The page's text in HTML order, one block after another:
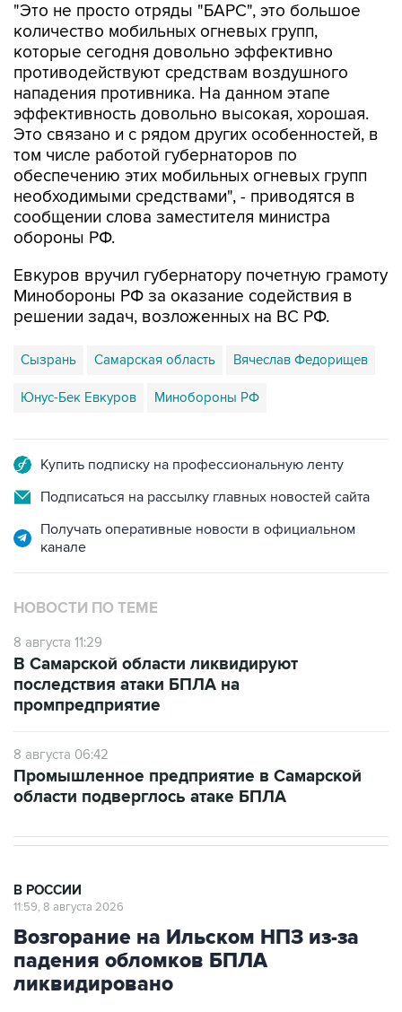
"Это не просто отряды "БАРС", это большое
количество мобильных огневых групп,
которые сегодня довольно эффективно
противодействуют средствам воздушного
нападения противника. На данном этапе
эффективность довольно высокая, хорошая.
Это связано и с рядом других особенностей, в
том числе работой губернаторов по
обеспечению этих мобильных огневых групп
необходимыми средствами", - приводятся в
сообщении слова заместителя министра
обороны РФ.
Евкуров вручил губернатору почетную грамоту
Минобороны РФ за оказание содействия в
решении задач, возложенных на ВС РФ.
Сызрань Самарская область Вячеслав Федорищев
Юнус-Бек Евкуров Минобороны РФ
Купить подписку на профессиональную ленту
Подписаться на рассылку главных новостей сайта
Получать оперативные новости в официальном
канале
НОВОСТИ ПО ТЕМЕ
8 августа 11:29
В Самарской области ликвидируют
последствия атаки БПЛА на
промпредприятие
8 августа 06:42
Промышленное предприятие в Самарской
области подверглось атаке БПЛА
В РОССИИ
11:59, 8 августа 2026
Возгорание на Ильском НПЗ из-за
падения обломков БПЛА
ликвидировано